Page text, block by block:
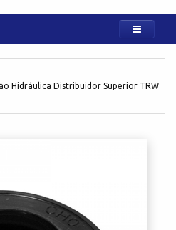
Hidráulica Distribuidor Superior TRW